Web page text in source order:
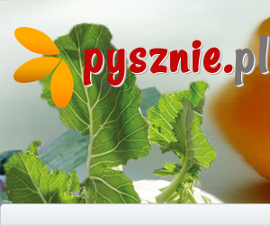
pysznie.pl